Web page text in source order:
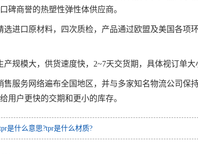
碑商誉的热塑性弹性体供应商。
选进口原材料，四次质检，产品通过欧盟及美国各项
产规模大，供货速度快，2~7天交货期，具体视订单
售服务网络遍布全国地区，并与多家知名物流公司保
用户更快的交期和更小的库存。
是什么意思?tpr是什么材质?